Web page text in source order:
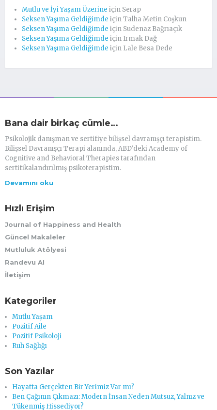
Mutlu ve İyi Yaşam Üzerine için Serap
Seksen Yaşıma Geldiğimde içinTalha Metin Coşkun
Seksen Yaşıma Geldiğimde için Sudenaz Bağrıaçık
Seksen Yaşıma Geldiğimde için Irmak Dağ
Seksen Yaşıma Geldiğimde için Lale Besa Dede
Bana dair birkaç cümle…
Psikolojik danışman ve sertifiye bilişsel davranışçı terapistim.
Bilişsel Davranışçı Terapi alanında, ABD'deki Academy of
Cognitive and Behavioral Therapies tarafından
sertifikalandırılmış psikoterapistim.
Devamını oku
Hızlı Erişim
Journal of Happiness and Health
Güncel Makaleler
Mutluluk Atölyesi
Randevu Al
İletişim
Kategoriler
Mutlu Yaşam
Pozitif Aile
Pozitif Psikoloji
Ruh Sağlığı
Son Yazılar
Hayatta Gerçekten Bir Yerimiz Var mı?
Ben Çağının Çıkmazı: Modern İnsan Neden Mutsuz, Yalnız ve
Tükenmiş Hissediyor?